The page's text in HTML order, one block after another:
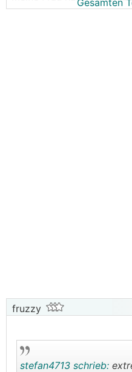
50.000km einen
Gesamten
fruzzy
stefan4713 schrieb: